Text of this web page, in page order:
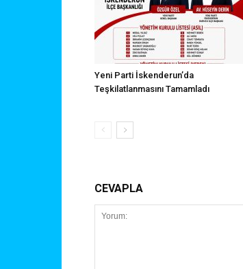
Yeni Parti İskenderun’da
Teşkilatlanmasını Tamamladı
CEVAPLA